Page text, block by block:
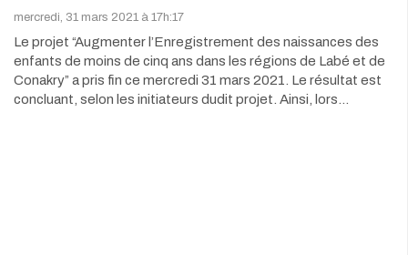
mercredi, 31 mars 2021 à 17h:17
Le projet “Augmenter l’Enregistrement des naissances des
enfants de moins de cinq ans dans les régions de Labé et de
Conakry” a pris fin ce mercredi 31 mars 2021. Le résultat est
concluant, selon les initiateurs dudit projet. Ainsi, lors…